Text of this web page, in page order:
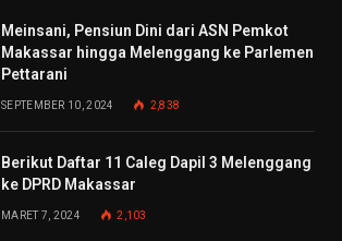
Meinsani, Pensiun Dini dari ASN Pemkot
Makassar hingga Melenggang ke Parlemen
Pettarani
SEPTEMBER 10, 2024 2,838
Berikut Daftar 11 Caleg Dapil 3 Melenggang
ke DPRD Makassar
MARET 7, 2024 2,103